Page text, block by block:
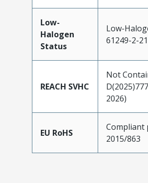
Low-
Halogen
Status
Low-
61249-2-21
REACH SVHC
Not
2026)
EU RoHS
Compliant
2015/863